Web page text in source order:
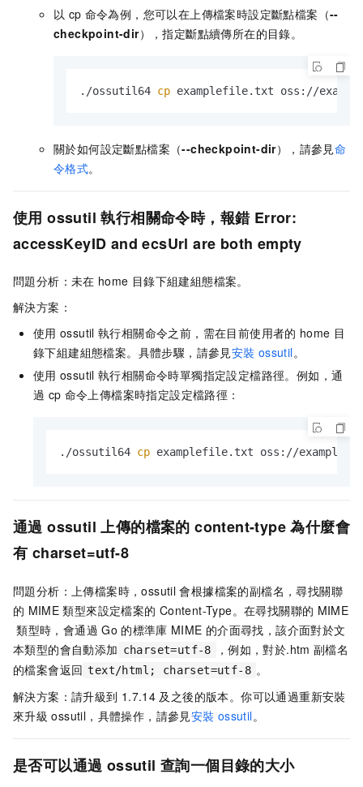
以 cp 命令為例，您可以在上傳檔案時設定斷點檔案（--
checkpoint-dir），指定斷點續傳所在的目錄。
./ossutil64 cp examplefile.txt oss://
關於如何設定斷點檔案（--checkpoint-dir），請參見命
令格式。
使用 ossutil 執行相關命令時，報錯 Error:
accessKeyID and ecsUrl are both empty
問題分析：未在 home 目錄下組建組態檔案。
解決方案：
使用 ossutil 執行相關命令之前，需在目前使用者的 home 目
錄下組建組態檔案。具體步驟，請參見安裝 ossutil。
使用 ossutil 執行相關命令時單獨指定設定檔路徑。例如，通
過 cp 命令上傳檔案時指定設定檔路徑：
./ossutil64 cp examplefile.txt oss://
通過 ossutil 上傳的檔案的 content-type 為什麼會
有 charset=utf-8
問題分析：上傳檔案時，ossutil 會根據檔案的副檔名，尋找關聯
的 MIME 類型來設定檔案的 Content-Type。在尋找關聯的 MIME
類型時，會通過 Go 的標準庫 MIME 的介面尋找，該介面對於文
本類型的會自動添加 charset=utf-8 ，例如，對於.htm 副檔名
的檔案會返回 text/html; charset=utf-8 。
解決方案：請升級到 1.7.14 及之後的版本。你可以通過重新安裝
來升級 ossutil，具體操作，請參見安裝 ossutil。
是否可以通過 ossutil 查詢一個目錄的大小